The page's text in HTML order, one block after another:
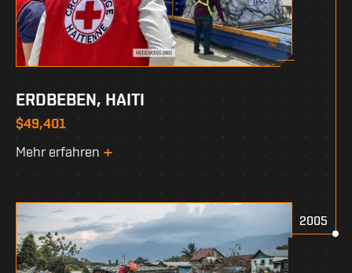
ERDBEBEN, HAITI
$49,401
Mehr erfahren
2005